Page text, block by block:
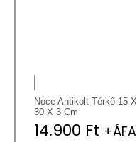
Noce Antikolt Térkő 15 X
30 X 3 Cm
14.900 Ft +ÁFA